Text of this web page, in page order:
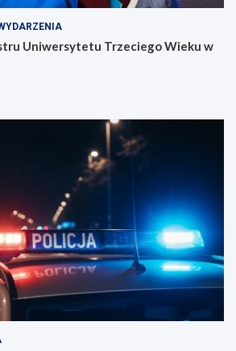
Uniwersytetu Trzeciego Wieku w